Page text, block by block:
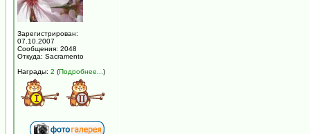
Зарегистрирован:
07.10.2007
Сообщения: 2048
Откуда: Sacramento
Награды: 2 (Подробнее... )